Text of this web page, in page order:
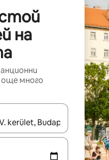
на
много
използвайте клавишите